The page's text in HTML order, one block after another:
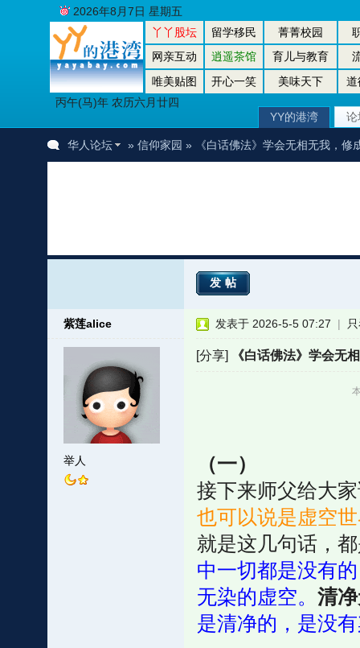
丫丫股坛 留学移民 菁菁校园
网亲互动
逍遥茶馆 育儿与教育
唯美贴图
开心一笑 美味天下
道
丙午(马)年 农历六月廿四
2026年8月7日 星期五
YY的港湾 论
华人论坛 » 信仰家园 » 《白话佛法》学会无相无我，修
发帖
紫莲alice
举人
发表于 2026-5-5 07:27 |
[分享]《白话佛法》学会无
（一）
接下来师父给大
也可以说是虚空
就是这几句话，
中一切都是没有
无染的虚空。 清
是清净的，是没